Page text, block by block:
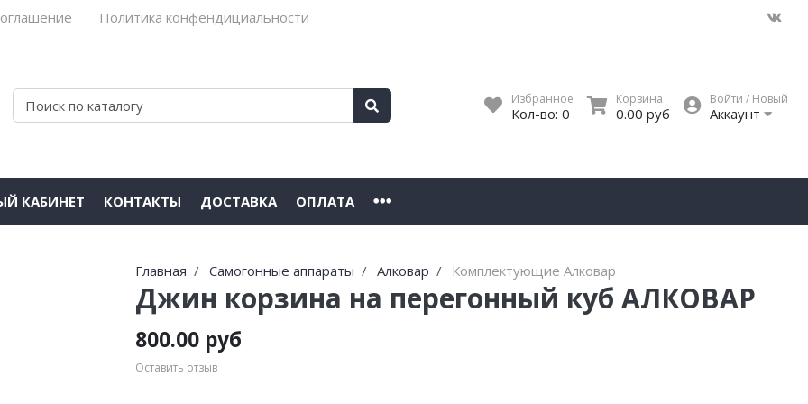
Политика конфендициальности
Избранное
Кол-во: 0
Корзина
0.00 руб
Войти / Новый
Аккаунт
КАБИНЕТ КОНТАКТЫ ДОСТАВКА ОПЛАТА
Главная Самогонные аппараты Алковар Комплектующие Алковар
Джин корзина на перегонный куб АЛКОВАР
800.00 руб
Оставить отзыв